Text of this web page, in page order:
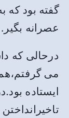
گفته بود که
عصرانه بگیر.
درحالی که
می
ایستاده